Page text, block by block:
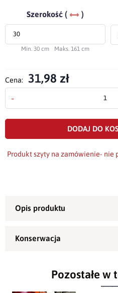
Szerokość ( )
Min. 30 cm Maks. 161 cm
Cena: 31,98 zł
-
DODAJ DO
Produkt szyty na zamówienie-
Obrus
2678-S -piękny
LX-6477-2678-S
Pozostałe w